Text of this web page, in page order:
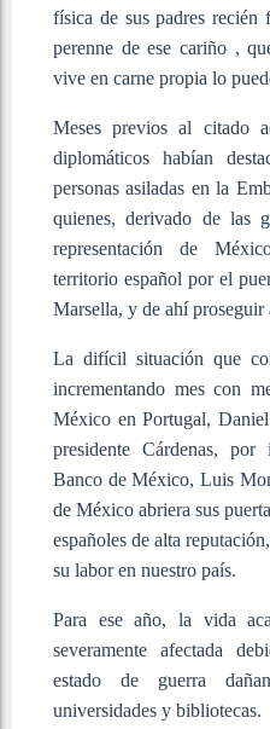
física de sus padres recién
perenne de ese cariño ,
vive en carne propia lo
Meses previos al citado
diplomáticos habían
personas asiladas en la
quienes, derivado de las
representación de
territorio español por el
Marsella, y de ahí
La difícil situación que
incrementando mes con
México en Portugal,
presidente Cárdenas,
Banco de México, Luis
de México abriera sus
españoles de alta
su labor en nuestro país.
Para ese año, la vida
severamente afectada
estado de guerra
universidades y bibliotecas.